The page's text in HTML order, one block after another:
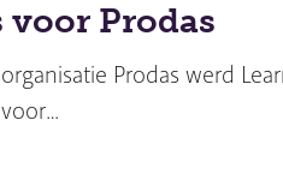
Prodas
Prodas werd